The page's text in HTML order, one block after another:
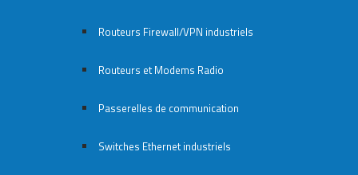
Routeurs Firewall/VPN industriels
Routeurs et Modems Radio
Passerelles de communication
Switches Ethernet industriels